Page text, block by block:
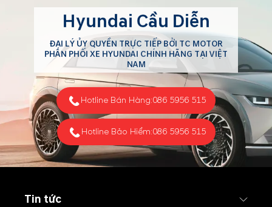
tục hướng về Đông Nam Á
với ASEAN Hyundai Cup™
2026, diễn ra từ ngày 24
tháng 7 đến ngày 26 tháng
8 năm 2026.
Hyundai Cầu Diễn
ĐẠI LÝ ỦY QUYỀN TRỰC TIẾP BỞI TC MOTOR
PHÂN PHỐI XE HYUNDAI CHÍNH HÃNG TẠI VIỆT
NAM
Hotline Bán Hàng:086 5956 515
Hotline Bảo Hiểm:086 5956 515
Tin tức